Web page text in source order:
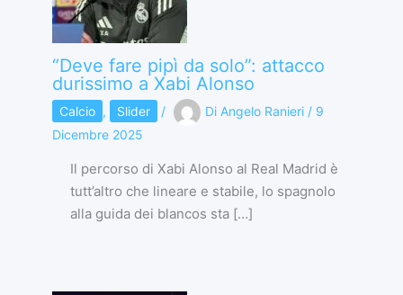
“Deve fare pipì da solo”: attacco
durissimo a Xabi Alonso
Calcio , Slider / Di Angelo Ranieri / 9
Dicembre 2025
Il percorso di Xabi Alonso al Real Madrid è
tutt’altro che lineare e stabile, lo spagnolo
alla guida dei blancos sta […]